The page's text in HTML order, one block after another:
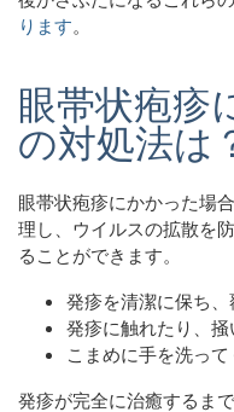
ります。
眼帯状疱疹
の対処法は
眼帯状疱疹にかかった場
理し、ウイルスの拡散を
ることができます。
発疹を清潔に保ち、
発疹に触れたり、掻
こまめに手を洗って
発疹が完全に治癒するま